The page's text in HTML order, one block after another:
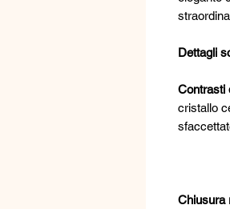
Dettagli
Contrasti
cristallo
Chiusura